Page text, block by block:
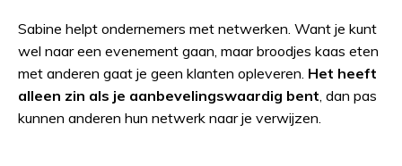
Sabine helpt ondernemers met netwerken. Want je kunt
wel naar een evenement gaan, maar broodjes kaas eten
met anderen gaat je geen klanten opleveren. Het heeft
alleen zin als je aanbevelingswaardig bent, dan pas
kunnen anderen hun netwerk naar je verwijzen.